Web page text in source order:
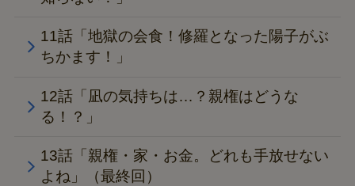
11話「地獄の会食！修羅となった陽子がぶ
ちかます！」
12話「凪の気持ちは…？親権はどうな
る！？」
13話「親権・家・お金。どれも手放せない
よね」（最終回）